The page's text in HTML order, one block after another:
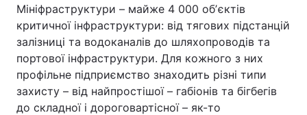
Зброя Інциденти
Здоров'я
Цікавинки Погода
Екологія Регіони
Мініфраструктури – майже 4 000 обʼєктів
критичної інфраструктури: від тягових підстанцій
залізниці та водоканалів до шляхопроводів та
портової інфраструктури. Для кожного з них
профільне підприємство знаходить різні типи
захисту – від найпростішої – габіонів та бігбегів
до складної і дороговартісної – як-то